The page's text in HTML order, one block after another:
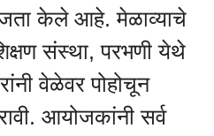
केले आहे. मेळाव्याचे
संस्था, परभणी येथे
वेळेवर पोहोचून
आयोजकांनी सर्व